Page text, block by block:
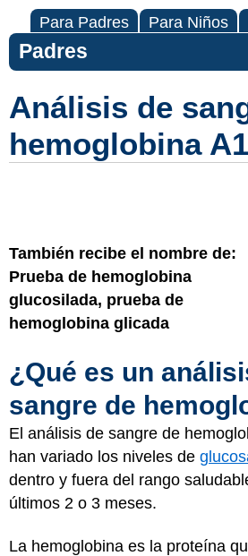
Para Padres Para Niños
Padres
Análisis de
hemoglobina
También recibe el nombre de:
Prueba de hemoglobina
glucosilada, prueba de
hemoglobina glicada
¿Qué es un
sangre de
El análisis de sangre de
han variado los niveles de
dentro y fuera del rango
últimos 2 o 3 meses.
La hemoglobina es la proteína